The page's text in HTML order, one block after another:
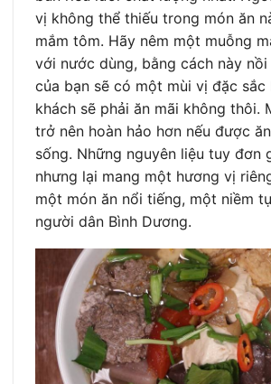
vị không thể thiếu trong món ăn
mắm tôm. Hãy nêm một muỗng
với nước dùng, bằng cách này
của bạn sẽ có một mùi vị đặc sắc
khách sẽ phải ăn mãi không thôi.
trở nên hoàn hảo hơn nếu được
sống. Những nguyên liệu tuy đơn
nhưng lại mang một hương vị
một món ăn nổi tiếng, một niềm
người dân Bình Dương.